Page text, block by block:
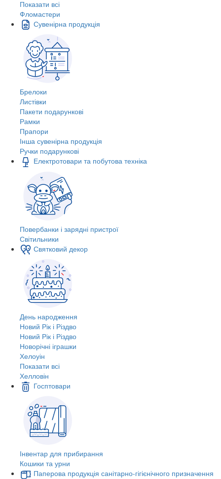
Показати всі
Фломастери
Сувенірна продукція
Брелоки
Листівки
Пакети подарункові
Рамки
Прапори
Інша сувенірна продукція
Ручки подарункові
Електротовари та побутова техніка
Повербанки і зарядні пристрої
Світильники
Святковий декор
День народження
Новий Рік і Різдво
Новий Рік і Різдво
Новорічні іграшки
Хелоуін
Показати всі
Хелловін
Госптовари
Інвентар для прибирання
Кошики та урни
Паперова продукція санітарно-гігієнічного призначення